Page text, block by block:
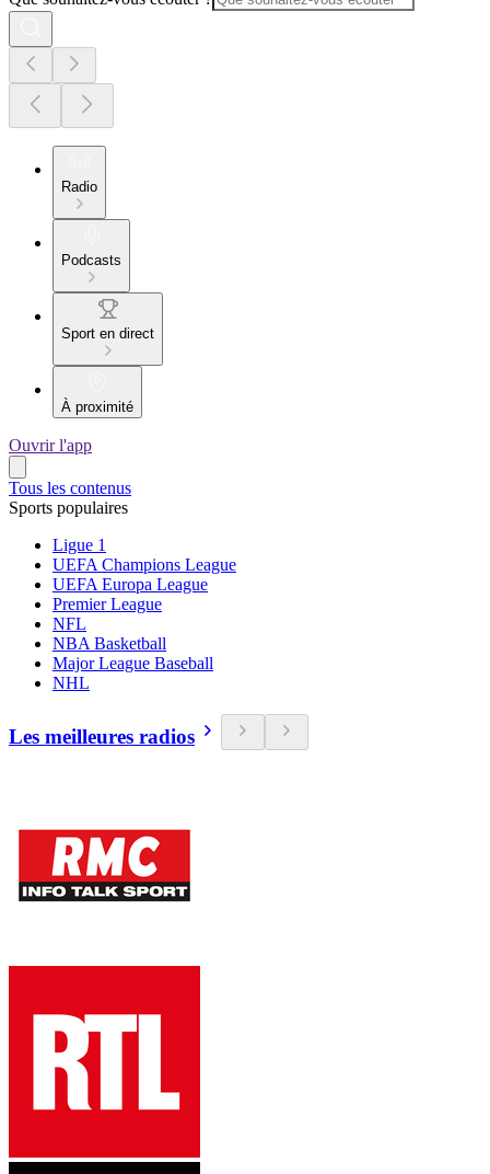
Radio
Podcasts
Sport en direct
À proximité
Ouvrir l'app
Tous les contenus
Sports populaires
Ligue 1
UEFA Champions League
UEFA Europa League
Premier League
NFL
NBA Basketball
Major League Baseball
NHL
Les meilleures radios